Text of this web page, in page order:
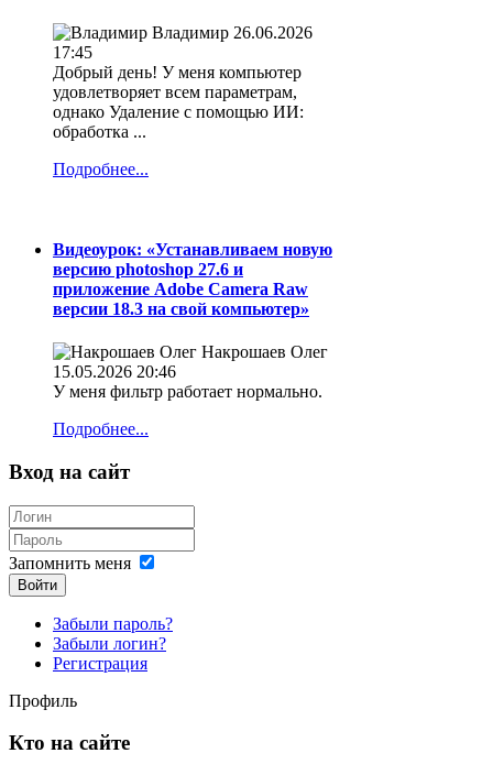
Владимир 26.06.2026
17:45
Добрый день! У меня компьютер
удовлетворяет всем параметрам,
однако Удаление с помощью ИИ:
обработка ...
Подробнее...
Видеоурок: «Устанавливаем новую
версию photoshop 27.6 и
приложение Adobe Camera Raw
версии 18.3 на свой компьютер»
Накрошаев Олег
15.05.2026 20:46
У меня фильтр работает нормально.
Подробнее...
Вход на сайт
Запомнить меня
Войти
Забыли пароль?
Забыли логин?
Регистрация
Профиль
Кто на сайте